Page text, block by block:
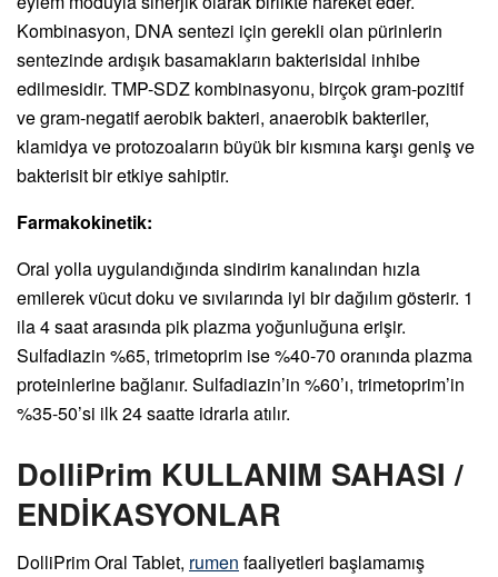
Kombinasyon, DNA sentezi için gerekli olan pürinlerin
sentezinde ardışık basamakların bakterisidal inhibe
edilmesidir. TMP-SDZ kombinasyonu, birçok gram-pozitif
ve gram-negatif aerobik bakteri, anaerobik bakteriler,
klamidya ve protozoaların büyük bir kısmına karşı geniş ve
bakterisit bir etkiye sahiptir.
Farmakokinetik:
Oral yolla uygulandığında sindirim kanalından hızla
emilerek vücut doku ve sıvılarında iyi bir dağılım gösterir. 1
ila 4 saat arasında pik plazma yoğunluğuna erişir.
Sulfadiazin %65, trimetoprim ise %40-70 oranında plazma
proteinlerine bağlanır. Sulfadiazin’in %60’ı, trimetoprim’in
%35-50’si ilk 24 saatte idrarla atılır.
DolliPrim KULLANIM SAHASI /
ENDİKASYONLAR
DolliPrim Oral Tablet, rumen faaliyetleri başlamamış